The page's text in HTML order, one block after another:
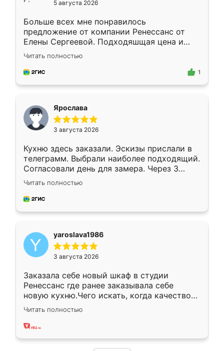
5 августа 2026
Больше всех мне понравилось
предложение от компании Ренессанс от
Елены Сергеевой. Подходяшщая цена и
короткие сроки изготовления. Приехавший
для замера сотрудник Владислав
предложил по моему эскизу самый
Читать полностью
1
Ярослава
3 августа 2026
Кухню здесь заказали. Эскизы прислали в
телеграмм. Выбрали наиболее подходящий.
Согласовали день для замера. Через 3
недели кухня была уже готова. Остались
довольны работой. Спасибо Ренессанс
мебель за качественную работу!
Читать полностью
yaroslava1986
3 августа 2026
Заказала себе новый шкаф в студии
Ренессанс где ранее заказывала себе
новую кухню.Чего искать, когда качеством
вполне довольна. Служит кухня уже почти
два года, нареканий нет.
Читать полностью